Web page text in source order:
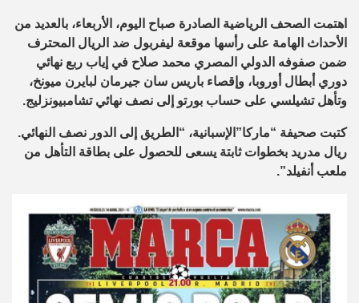
اهتمت الصحف الرياضية الصادرة صباح اليوم، الأربعاء، بالعديد من
الأحداث الهامة على رأسها موقعة ليفربول ضد الريال المحترف
ضمن صفوفه الدولي المصري محمد صلاح في إياب ربع نهائي
دوري أبطال أوروبا، وإقصاء باريس سان جيرمان لبايرن ميونخ،
وتأهل تشيلسي على حساب بورتو إلى نصف نهائي تشامبيونزليج.
كتبت صحيفة “ماركا”الإسبانية، “الطريق إلى الدور نصف النهائي.
ريال مدريد بخطوات ثابتة يسعى للحصول على بطاقة التأهل من
ملعب أنفيلد”.